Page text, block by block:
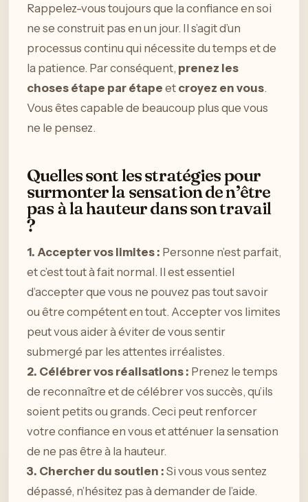
Rappelez-vous toujours que la confiance en soi
ne se construit pas en un jour. Il s’agit d’un
processus continu qui nécessite du temps et de
la patience. Par conséquent, prenez les
choses étape par étape et croyez en vous.
Vous êtes capable de beaucoup plus que vous
ne le pensez.
Quelles sont les stratégies pour
surmonter la sensation de n’être
pas à la hauteur dans son travail
?
1. Accepter vos limites : Personne n’est parfait,
et c’est tout à fait normal. Il est essentiel
d’accepter que vous ne pouvez pas tout savoir
ou être compétent en tout. Accepter vos limites
peut vous aider à éviter de vous sentir
submergé par les attentes irréalistes.
2. Célébrer vos réalisations : Prenez le temps
de reconnaître et de célébrer vos succès, qu’ils
soient petits ou grands. Ceci peut renforcer
votre confiance en vous et atténuer la sensation
de ne pas être à la hauteur.
3. Chercher du soutien : Si vous vous sentez
dépassé, n’hésitez pas à demander de l’aide.